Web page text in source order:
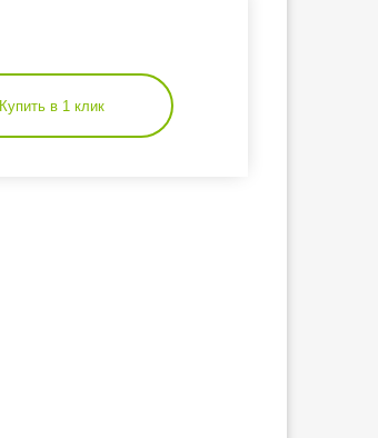
Купить в 1 клик